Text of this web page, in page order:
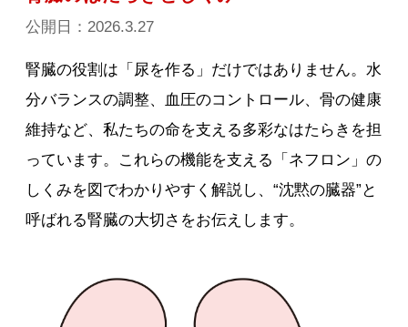
公開日：2026.3.27
腎臓の役割は「尿を作る」だけではありません。水
分バランスの調整、血圧のコントロール、骨の健康
維持など、私たちの命を支える多彩なはたらきを担
っています。これらの機能を支える「ネフロン」の
しくみを図でわかりやすく解説し、“沈黙の臓器”と
呼ばれる腎臓の大切さをお伝えします。